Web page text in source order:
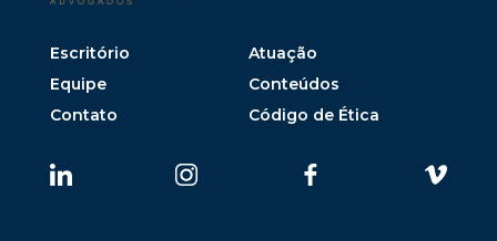
Escritório
Atuação
Equipe
Conteúdos
Contato
Código de Ética